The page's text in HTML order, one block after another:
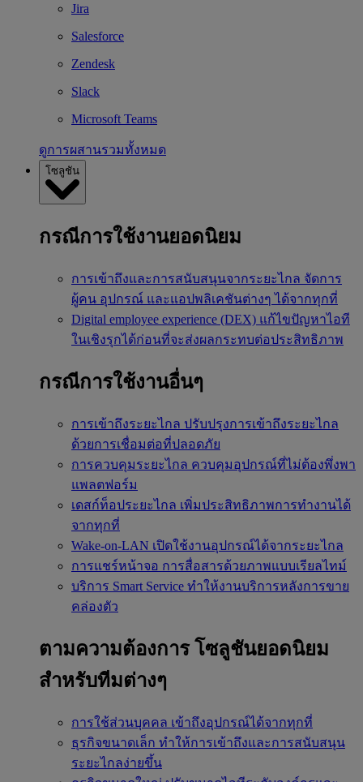
Jira
Salesforce
Zendesk
Slack
Microsoft Teams
ดูการผสานรวมทั้งหมด
โซลูชัน
กรณีการใช้งานยอดนิยม
การเข้าถึงและการสนับสนุนจากระยะไกล จัดการ
ผู้คน อุปกรณ์ และแอปพลิเคชันต่างๆ ได้จากทุกที่
Digital employee experience (DEX) แก้ไขปัญหาไอที
ในเชิงรุกได้ก่อนที่จะส่งผลกระทบต่อประสิทธิภาพ
กรณีการใช้งานอื่นๆ
การเข้าถึงระยะไกล ปรับปรุงการเข้าถึงระยะไกล
ด้วยการเชื่อมต่อที่ปลอดภัย
การควบคุมระยะไกล ควบคุมอุปกรณ์ที่ไม่ต้องพึ่งพา
แพลตฟอร์ม
เดสก์ท็อประยะไกล เพิ่มประสิทธิภาพการทำงานได้
จากทุกที่
Wake-on-LAN เปิดใช้งานอุปกรณ์ได้จากระยะไกล
การแชร์หน้าจอ การสื่อสารด้วยภาพแบบเรียลไทม์
บริการ Smart Service ทำให้งานบริการหลังการขาย
คล่องตัว
ตามความต้องการ โซลูชันยอดนิยม
สำหรับทีมต่างๆ
การใช้ส่วนบุคคล เข้าถึงอุปกรณ์ได้จากทุกที่
ธุรกิจขนาดเล็ก ทำให้การเข้าถึงและการสนับสนุน
ระยะไกลง่ายขึ้น